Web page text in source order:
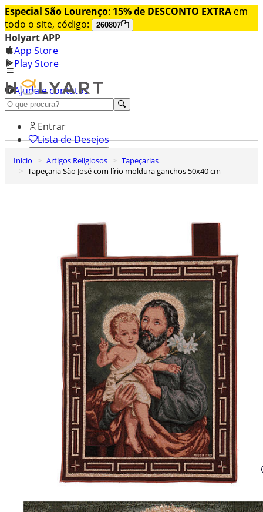
Especial São Lourenço: 15% de DESCONTO EXTRA em
todo o site, código:
260807
Holyart APP
App Store
Play Store
Ajuda e contatos
Conheça premium
Entrar
Lista de Desejos
0
Carrinho de Compras
Inicio Artigos Religiosos
Tapeçarias
Tapeçaria São José com lírio moldura ganchos 50x40 cm